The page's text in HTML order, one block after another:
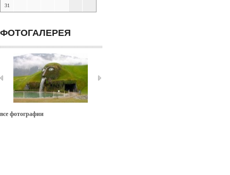
31
ФОТОГАЛЕРЕЯ
все фотографии